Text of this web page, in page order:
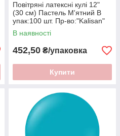
Повітряні латексні кулі 12"
(30 см) Пастель М'ятний В
упак:100 шт. Пр-во:"Kalisan"
Туреччина
В наявності
452,50 ₴/упаковка
Купити